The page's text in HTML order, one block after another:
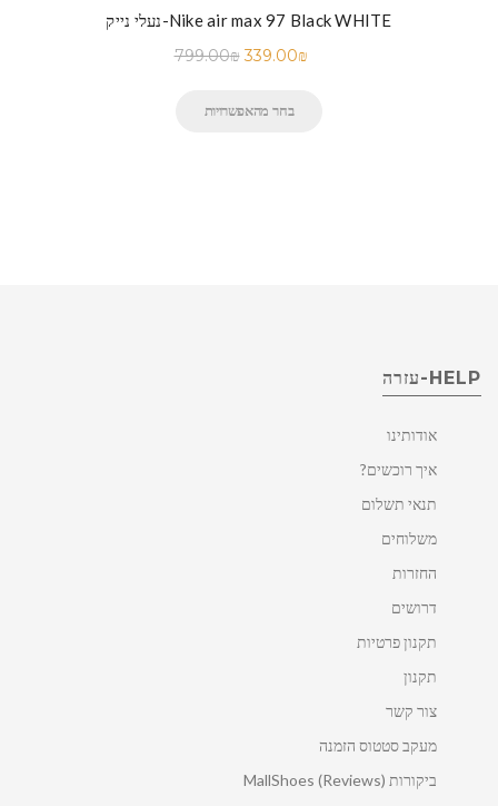
נעלי נייק-Nike air max 97 Black WHITE
799.00₪ 339.00₪
בחר מהאפשרויות
HELP-עזרה
אודותינו
איך רוכשים?
תנאי תשלום
משלוחים
החזרות
דרושים
תקנון פרטיות
תקנון
צור קשר
מעקב סטטוס הזמנה
ביקורות MallShoes (Reviews)